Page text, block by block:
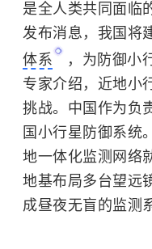
是全人类共同面临
发布消息，我国将
体系
，为防御小
专家介绍，近地小
挑战。中国作为负
国小行星防御系统
地一体化监测网络
地基布局多台望远
成昼夜无盲的监测